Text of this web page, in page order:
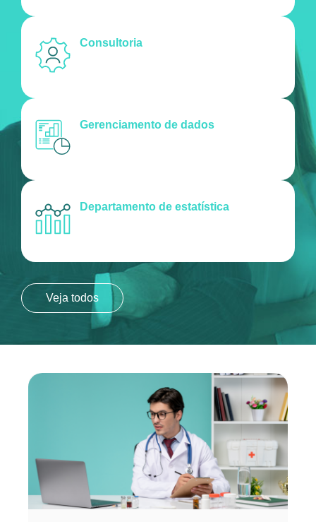
Consultoria
Gerenciamento de dados
Departamento de estatística
Veja todos